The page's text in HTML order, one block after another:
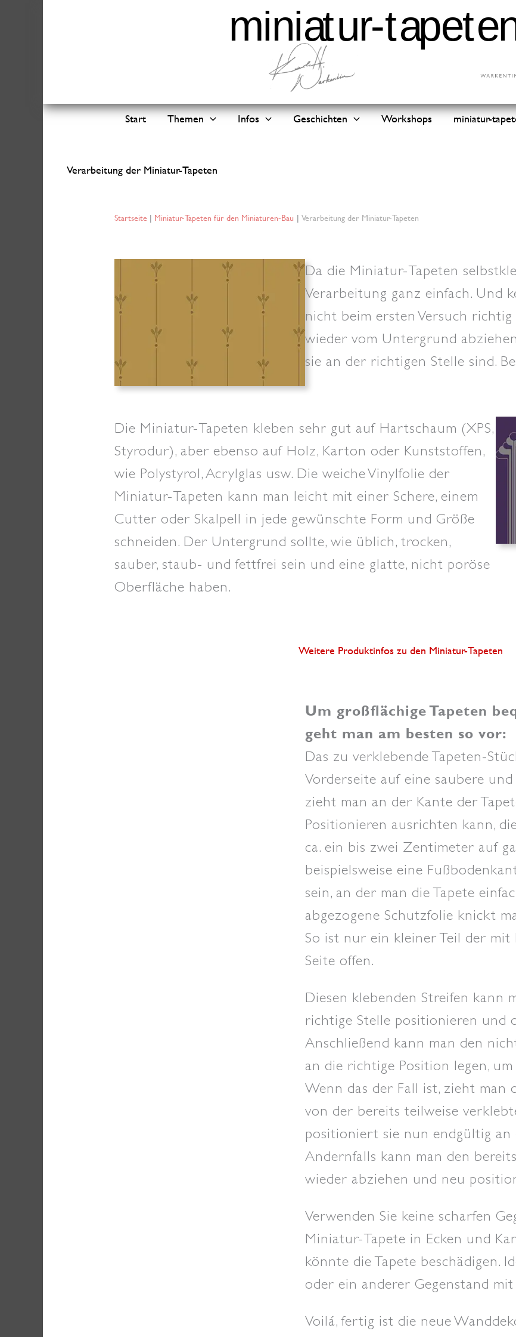
Start Themen Infos Geschichten Workshops miniatur-
Verarbeitung der Miniatur-Tapeten
Startseite Miniatur-Tapeten für den Miniaturen-Bau Verarbeitung der Miniatur-Tapeten
Da die Miniatur-Tapeten
Verarbeitung ganz einfach. Und
nicht beim ersten Versuch richtig
wieder vom Untergrund
sie an der richtigen Stelle sind.
Die Miniatur-Tapeten kleben sehr gut auf Hartschaum (XPS,
Styrodur), aber ebenso auf Holz, Karton oder Kunststoffen,
wie Polystyrol, Acrylglas usw. Die weiche Vinylfolie der
Miniatur-Tapeten kann man leicht mit einer Schere, einem
Cutter oder Skalpell in jede gewünschte Form und Größe
schneiden. Der Untergrund sollte, wie üblich, trocken,
sauber, staub- und fettfrei sein und eine glatte, nicht poröse
Oberfläche haben.
Weitere Produktinfos zu den Miniatur-Tapeten
Um großflächige Tapeten
geht man am besten so vor:
Das zu verklebende Tapeten-
Vorderseite auf eine saubere
zieht man an der Kante der
Positionieren ausrichten kann,
ca. ein bis zwei Zentimeter auf
beispielsweise eine
sein, an der man die Tapete
abgezogene Schutzfolie knickt
So ist nur ein kleiner Teil der mit
Seite offen.
Diesen klebenden Streifen kann
richtige Stelle positionieren und
Anschließend kann man den
an die richtige Position legen,
Wenn das der Fall ist, zieht man
von der bereits teilweise
positioniert sie nun endgültig an
Andernfalls kann man den
wieder abziehen und neu
Verwenden Sie keine scharfen
Miniatur-Tapete in Ecken und
könnte die Tapete beschädigen.
oder ein anderer Gegenstand
Voilá, fertig ist die neue